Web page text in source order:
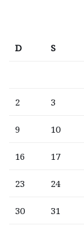
D
S
2 3
9 10
16 17
23 24
30 31